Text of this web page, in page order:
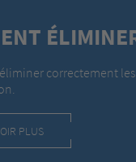
correctement
PLUS